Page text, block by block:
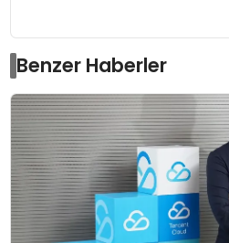
Benzer Haberler